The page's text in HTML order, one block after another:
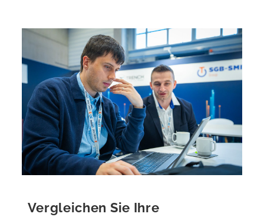
Vergleichen Sie Ihre